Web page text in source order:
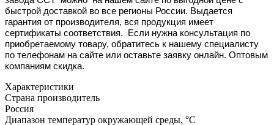
быстрой доставкой во все регионы России. Выдается
гарантия от производителя, вся продукция имеет
сертификаты соответствия. Если нужна консультация по
приобретаемому товару, обратитесь к нашему специалисту
по телефонам на сайте или оставьте заявку онлайн. Оптовым
компаниям скидка.
Характеристики
Страна производитель
Россия
Диапазон температур окружающей среды, °С